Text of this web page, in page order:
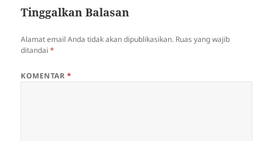
Tinggalkan Balasan
Alamat email Anda tidak akan dipublikasikan. Ruas yang wajib
ditandai*
KOMENTAR *